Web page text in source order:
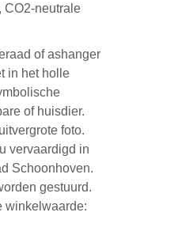
CO2-neutrale
of ashanger
in het holle
of huisdier.
foto.
vervaardigd in
Schoonhoven.
gestuurd.
winkelwaarde: